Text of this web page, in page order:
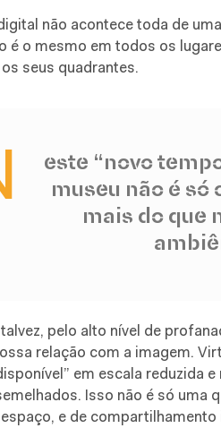
não acontece toda de
é o mesmo em todos os
seus quadrantes.
este “novo
museu não é só
mais do que
pelo alto nível de
relação com a imagem.
em escala reduzida
Isso não é só uma
e de